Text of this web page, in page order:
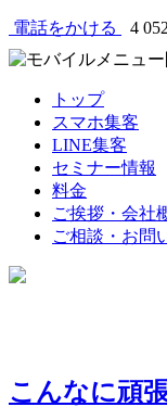
電話をかける 4
トップ
スマホ集客
LINE集客
セミナー情報
料金
ご挨拶・会社
ご相談・お問
こんなに頑